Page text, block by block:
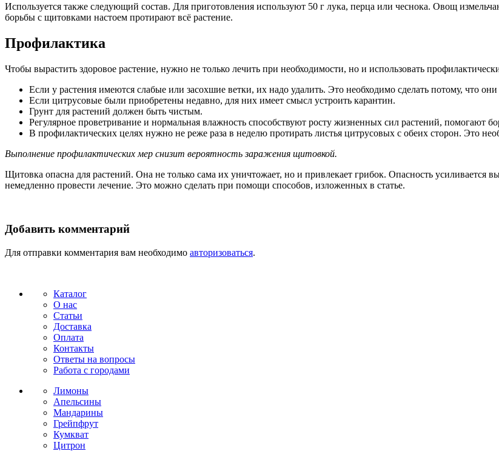
Используется также следующий состав. Для приготовления используют 50 г лука, перца или чеснока. Овощ
борьбы с щитовками настоем протирают всё растение.
Профилактика
Чтобы вырастить здоровое растение, нужно не только лечить при необходимости, но и использовать
Если у растения имеются слабые или засохшие ветки, их надо удалить. Это необходимо сделать потому, что
Если цитрусовые были приобретены недавно, для них имеет смысл устроить карантин.
Грунт для растений должен быть чистым.
Регулярное проветривание и нормальная влажность способствуют росту жизненных сил растений, помогают
В профилактических целях нужно не реже раза в неделю протирать листья цитрусовых с обеих сторон. Это
Выполнение профилактических мер снизит вероятность заражения щитовкой.
Щитовка опасна для растений. Она не только сама их уничтожает, но и привлекает грибок. Опасность усиливается
немедленно провести лечение. Это можно сделать при помощи способов, изложенных в статье.
Добавить комментарий
Для отправки комментария вам необходимо авторизоваться.
Каталог
О нас
Статьи
Доставка
Оплата
Контакты
Ответы на вопросы
Работа с городами
Лимоны
Апельсины
Мандарины
Грейпфрут
Кумкват
Цитрон